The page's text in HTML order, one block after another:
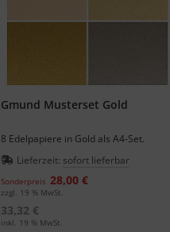
Gmund Musterset Gold
8 Edelpapiere in Gold als A4-Set.
Lieferzeit: sofort lieferbar
Sonderpreis 28,00 €
zzgl. 19 % MwSt.
33,32 €
inkl. 19 % MwSt.